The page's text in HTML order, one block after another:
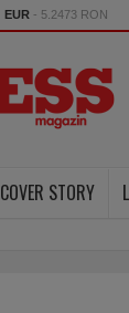
EUR - 5.2473 RON
COVER STORY